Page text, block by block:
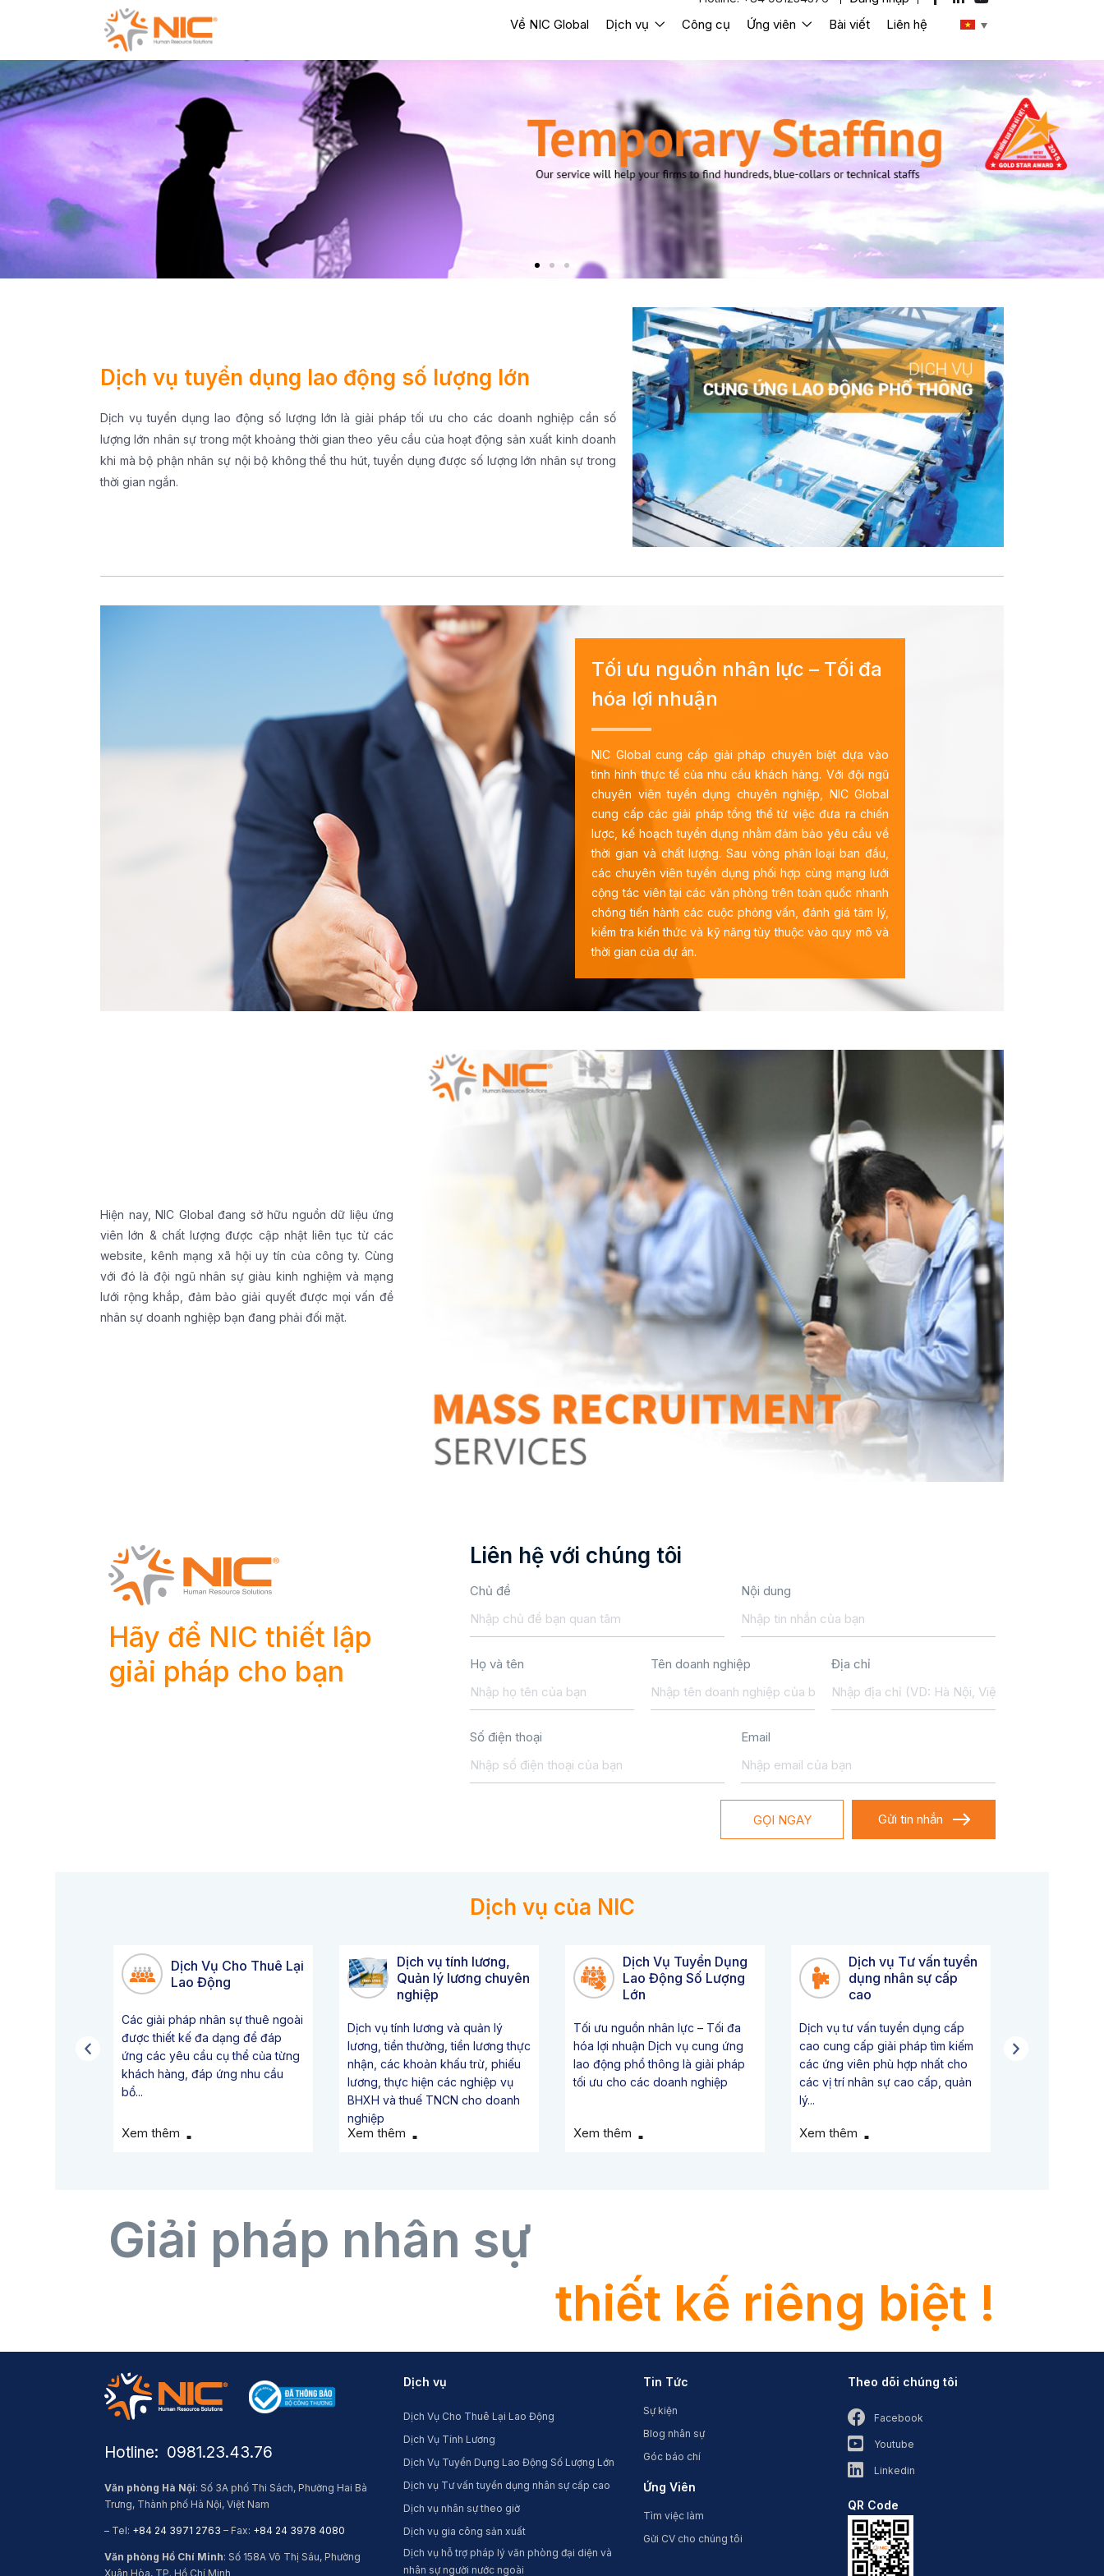
Về NIC Global Dịch vụ Công cụ Ứng viên Bài viết Liên hệ
Dịch vụ tuyển dụng lao động số lượng lớn
Dịch vụ tuyển dụng lao động số lượng lớn là giải pháp tối ưu cho các doanh nghiệp cần số
lượng lớn nhân sự trong một khoảng thời gian theo yêu cầu của hoạt động sản xuất kinh doanh
khi mà bộ phận nhân sự nội bộ không thể thu hút, tuyển dụng được số lượng lớn nhân sự trong
thời gian ngắn.
Tối ưu nguồn nhân lực – Tối đa
hóa lợi nhuận
NIC Global cung cấp giải pháp chuyên biệt dựa vào
tình hình thực tế của nhu cầu khách hàng. Với đội ngũ
chuyên viên tuyển dụng chuyên nghiệp, NIC Global
cung cấp các giải pháp tổng thể từ việc đưa ra chiến
lược, kế hoạch tuyển dụng nhằm đảm bảo yêu cầu về
thời gian và chất lượng. Sau vòng phân loại ban đầu,
các chuyên viên tuyển dụng phối hợp cùng mạng lưới
cộng tác viên tại các văn phòng trên toàn quốc nhanh
chóng tiến hành các cuộc phỏng vấn, đánh giá tâm lý,
kiểm tra kiến thức và kỹ năng tùy thuộc vào quy mô và
thời gian của dự án.
Hiện nay, NIC Global đang sở hữu nguồn dữ liệu ứng
viên lớn & chất lượng được cập nhật liên tục từ các
website, kênh mạng xã hội uy tín của công ty. Cùng
với đó là đội ngũ nhân sự giàu kinh nghiệm và mạng
lưới rộng khắp, đảm bảo giải quyết được mọi vấn đề
nhân sự doanh nghiệp bạn đang phải đối mặt.
Hãy để NIC thiết lập
giải pháp cho bạn
Liên hệ với chúng tôi
Chủ đề Nội dung
Họ và tên Tên doanh nghiệp Địa chỉ
Số điện thoại Email
GỌI NGAY
Dịch vụ của NIC
Dịch Vụ Cho Thuê Lại
Lao Động
Các giải pháp nhân sự thuê ngoài
được thiết kế đa dạng để đáp
ứng các yêu cầu cụ thể của từng
khách hàng, đáp ứng nhu cầu
bổ...
Xem thêm
Dịch vụ tính lương,
Quản lý lương chuyên
nghiệp
Dịch vụ tính lương và quản lý
lương, tiền thưởng, tiền lương thực
nhận, các khoản khấu trừ, phiếu
lương, thực hiện các nghiệp vụ
BHXH và thuế TNCN cho doanh
nghiệp
Xem thêm
Dịch Vụ Tuyển Dụng
Lao Động Số Lượng
Lớn
Tối ưu nguồn nhân lực – Tối đa
hóa lợi nhuận Dịch vụ cung ứng
lao động phổ thông là giải pháp
tối ưu cho các doanh nghiệp
Xem thêm
Dịch vụ Tư vấn tuyển
dụng nhân sự cấp
cao
Dịch vụ tư vấn tuyển dụng cấp
cao cung cấp giải pháp tìm kiếm
các ứng viên phù hợp nhất cho
các vị trí nhân sự cao cấp, quản
lý...
Xem thêm
Giải pháp nhân sự
thiết kế riêng biệt !
Hotline: ​ 0981.23.43.76
Văn phòng Hà Nội: Số 3A phố Thi Sách, Phường Hai Bà
Trưng, Thành phố Hà Nội, Việt Nam
– Tel: +84 24 3971 2763 – Fax: +84 24 3978 4080
Văn phòng Hồ Chí Minh: Số 158A Võ Thị Sáu, Phường
Xuân Hòa, TP. Hồ Chí Minh
Dịch vụ
Dịch Vụ Cho Thuê Lại Lao Động
Dịch Vụ Tính Lương
Dịch Vụ Tuyển Dụng Lao Động Số Lượng Lớn
Dịch vụ Tư vấn tuyển dụng nhân sự cấp cao
Dịch vụ nhân sự theo giờ
Dịch vụ gia công sản xuất
Dịch vụ hỗ trợ pháp lý văn phòng đại diện và
nhân sự người nước ngoài
Tin Tức
Sự kiện
Blog nhân sự
Góc báo chí
Ứng Viên
Tìm việc làm
Gửi CV cho chúng tôi
Theo dõi chúng tôi
Facebook
Youtube
Linkedin
QR Code